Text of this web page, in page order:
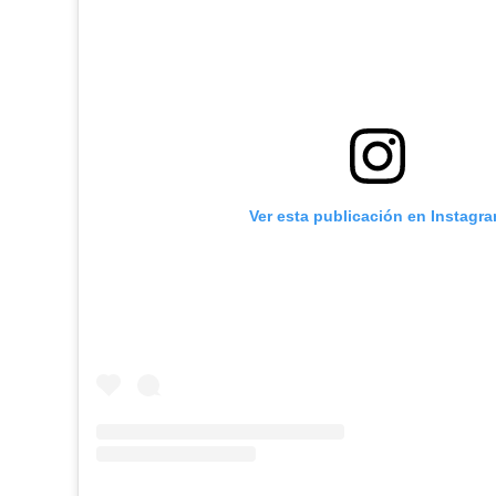
Ver esta publicación en